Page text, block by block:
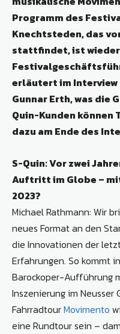
Programm des
Knechtsteden, das
stattfindet, ist
erläutert im
Gunnar Erth, was die
Quin-Kunden können
dazu am Ende des
S-Quin: Vor zwei
Auftritt im Globe –
2023?
Michael Rathmann: Wir
neues Format an den
die Innovationen der
Erfahrungen. So kommt
Barockoper-Aufführung
Inszenierung im Neusser
FahrradtourMovimento
eine Rundtour sein –